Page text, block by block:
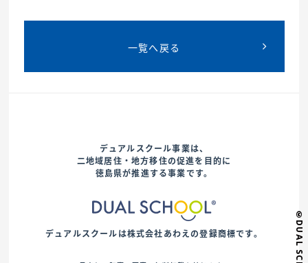
一覧へ戻る
デュアルスクール事業は、
二地域居住・地方移住の促進を目的に
徳島県が推進する事業です。
デュアルスクールは株式会社あわえの登録商標です。